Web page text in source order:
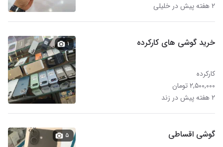
۲ هفته پیش در خلیلی
خرید گوشی های کارکرده
کارکرده
۲,۵۰۰,۰۰۰ تومان
۲ هفته پیش در زند
۱
گوشی اقساطی ۵